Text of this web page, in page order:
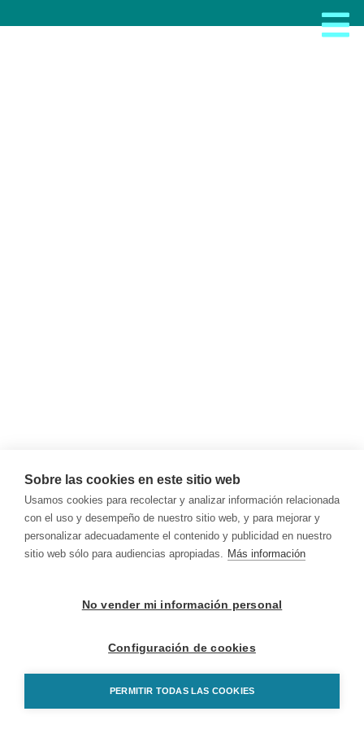
Sobre las cookies en este sitio web
Usamos cookies para recolectar y analizar información relacionada
con el uso y desempeño de nuestro sitio web, y para mejorar y
personalizar adecuadamente el contenido y publicidad en nuestro
sitio web sólo para audiencias apropiadas. Más información
No vender mi información personal
Configuración de cookies
PERMITIR TODAS LAS COOKIES